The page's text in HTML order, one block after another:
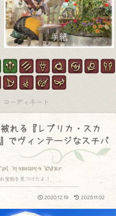
手紙
コーディネート
れる『レプリカ・スカ
でヴィンテージなスチパ
treasure today.
宝物を見つけたよ！
2020.12.19 2025.11.02